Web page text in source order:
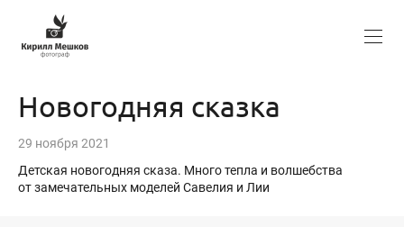
Новогодняя сказка
29 ноября 2021
Детская новогодняя сказа. Много тепла и волшебства
от замечательных моделей Савелия и Лии